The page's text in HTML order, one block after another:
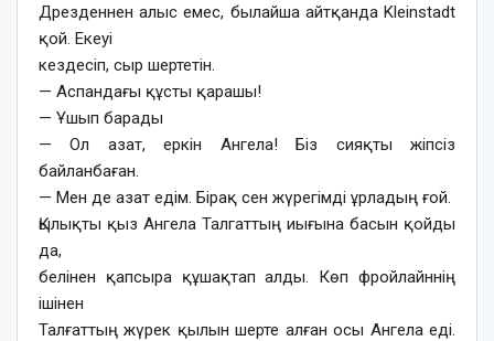
Дрезденнен алыс емес, былайша айтқанда Kleinstadt
қой. Екеуі
кездесіп, сыр шертетін.
— Аспандағы құсты қарашы!
— Ұшып барады
— Ол азат, еркін Ангела! Біз сияқты жіпсіз
байланбаған.
— Мен де азат едім. Бірақ сен жүрегімді ұрладың ғой.
Қылықты қыз Ангела Талгаттың иығына басын қойды
да,
белінен қапсыра құшақтап алды. Көп фройлайннің
ішінен
Талғаттың жүрек қылын шерте алған осы Ангела еді.